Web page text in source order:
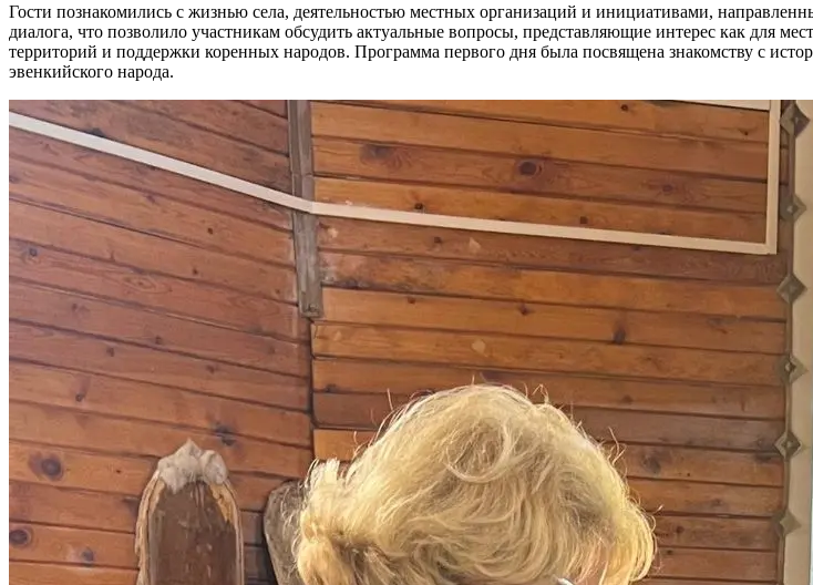
Гости познакомились с жизнью села, деятельностью местных организаций и инициативами,
диалога, что позволило участникам обсудить актуальные вопросы, представляющие интерес как для
территорий и поддержки коренных народов. Программа первого дня была посвящена знакомству с
эвенкийского народа.